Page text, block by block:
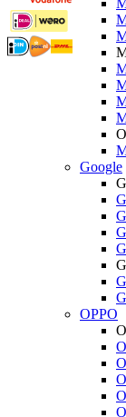
Google
OPPO